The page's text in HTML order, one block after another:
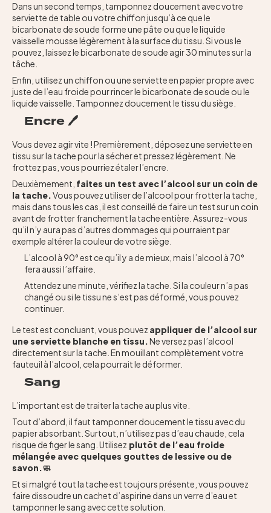
Dans un second temps, tamponnez doucement avec votre
serviette de table ou votre chiffon jusqu’à ce que le
bicarbonate de soude forme une pâte ou que le liquide
vaisselle mousse légèrement à la surface du tissu. Si vous le
pouvez, laissez le bicarbonate de soude agir 30 minutes sur la
tâche.
Enfin, utilisez un chiffon ou une serviette en papier propre avec
juste de l’eau froide pour rincer le bicarbonate de soude ou le
liquide vaisselle. Tamponnez doucement le tissu du siège.
Encre 🖊️
Vous devez agir vite ! Premièrement, déposez une serviette en
tissu sur la tache pour la sécher et pressez légèrement. Ne
frottez pas, vous pourriez étaler l’encre.
Deuxièmement, faites un test avec l’alcool sur un coin de
la tache.Vous pouvez utiliser de l’alcool pour frotter la tache,
mais dans tous les cas, il est conseillé de faire un test sur un coin
avant de frotter franchement la tache entière. Assurez-vous
qu’il n’y aura pas d’autres dommages qui pourraient par
exemple altérer la couleur de votre siège.
L’alcool à 90° est ce qu’il y a de mieux, mais l’alcool à 70°
fera aussi l’affaire.
Attendez une minute, vérifiez la tache. Si la couleur n’a pas
changé ou si le tissu ne s’est pas déformé, vous pouvez
continuer.
Le test est concluant, vous pouvez appliquer de l’alcool sur
une serviette blanche en tissu.Ne versez pas l’alcool
directement sur la tache. En mouillant complètement votre
fauteuil à l’alcool, cela pourrait le déformer.
Sang
L’important est de traiter la tache au plus vite.
Tout d’abord, il faut tamponner doucement le tissu avec du
papier absorbant. Surtout, n’utilisez pas d’eau chaude, cela
risque de figer le sang. Utilisez plutôt de l’eau froide
mélangée avec quelques gouttes de lessive ou de
savon.🧼
Et si malgré tout la tache est toujours présente, vous pouvez
faire dissoudre un cachet d’aspirine dans un verre d’eau et
tamponner le sang avec cette solution.